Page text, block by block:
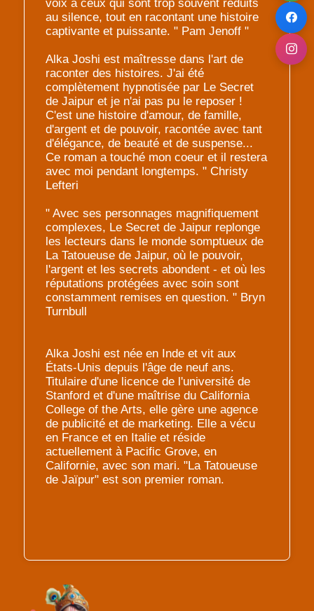
voix à ceux qui sont trop souvent réduits
au silence, tout en racontant une histoire
captivante et puissante. " Pam Jenoff "
Alka Joshi est maîtresse dans l'art de
raconter des histoires. J'ai été
complètement hypnotisée par Le Secret
de Jaipur et je n'ai pas pu le reposer !
C'est une histoire d'amour, de famille,
d'argent et de pouvoir, racontée avec tant
d'élégance, de beauté et de suspense...
Ce roman a touché mon coeur et il restera
avec moi pendant longtemps. " Christy
Lefteri
" Avec ses personnages magnifiquement
complexes, Le Secret de Jaipur replonge
les lecteurs dans le monde somptueux de
La Tatoueuse de Jaipur, où le pouvoir,
l'argent et les secrets abondent - et où les
réputations protégées avec soin sont
constamment remises en question. " Bryn
Turnbull
Alka Joshi est née en Inde et vit aux
États-Unis depuis l'âge de neuf ans.
Titulaire d'une licence de l'université de
Stanford et d'une maîtrise du California
College of the Arts, elle gère une agence
de publicité et de marketing. Elle a vécu
en France et en Italie et réside
actuellement à Pacific Grove, en
Californie, avec son mari. "La Tatoueuse
de Jaïpur" est son premier roman.